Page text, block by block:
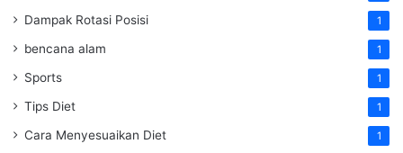
Dampak Rotasi Posisi 1
bencana alam 1
Sports 1
Tips Diet 1
Cara Menyesuaikan Diet 1